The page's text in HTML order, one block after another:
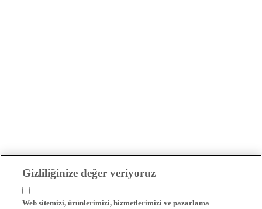
Gizliliğinize değer veriyoruz
Web sitemizi, ürünlerimizi, hizmetlerimizi ve pazarlama